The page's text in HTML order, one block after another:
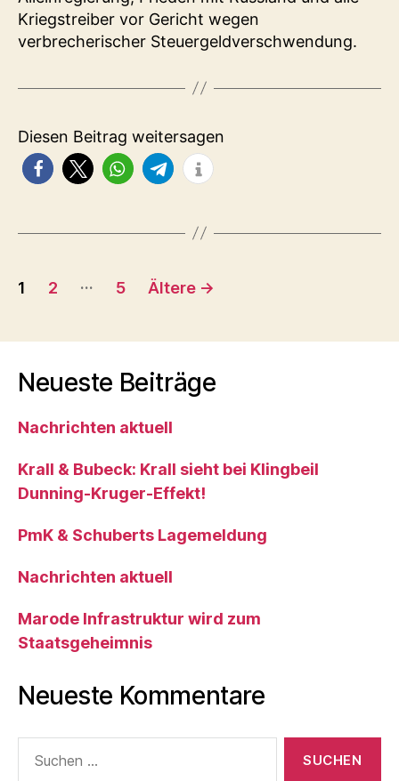
Kriegstreiber vor Gericht wegen
verbrecherischer Steuergeldverschwendung.
Diesen Beitrag weitersagen
Seitennummerierung
Beiträge
1 2 … 5 Ältere →
Neueste Beiträge
Nachrichten aktuell
Krall & Bubeck: Krall sieht bei Klingbeil
Dunning-Kruger-Effekt!
PmK & Schuberts Lagemeldung
Nachrichten aktuell
Marode Infrastruktur wird zum
Staatsgeheimnis
Neueste Kommentare
nach: